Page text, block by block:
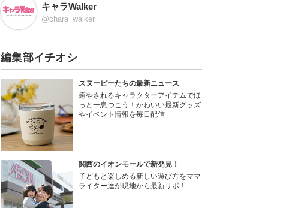
キャラWalker
@chara_walker_
編集部イチオシ
スヌーピーたちの最新ニュース
癒やされるキャラクターアイテムでほ
っと一息つこう！かわいい最新グッズ
やイベント情報を毎日配信
関西のイオンモールで新発見！
子どもと楽しめる新しい遊び方をママ
ライター達が現地から最新リポ！